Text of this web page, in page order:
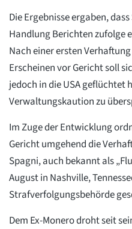
Die Ergebnisse ergaben,
Handlung Berichten zufolge
Nach einer ersten
Erscheinen vor Gericht soll
jedoch in die USA geflüchtet
Verwaltungskaution zu
Im Zuge der Entwicklung
Gericht umgehend die
Spagni, auch bekannt als
August in Nashville,
Strafverfolgungsbehörde
Dem Ex-Monero droht seit